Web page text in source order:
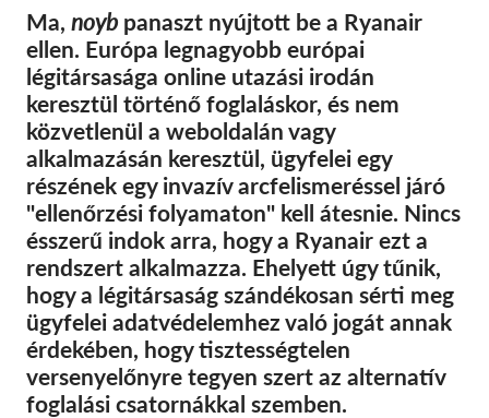
Tax deductability
Tagi Belépés
Rólunk
Csapat
Éves Jelentések
GYK
Munkalehetőségek
Collective Redress
SecureDrop
Média
Ma, noyb panaszt nyújtott be a Ryanair
ellen. Európa legnagyobb európai
légitársasága online utazási irodán
keresztül történő foglaláskor, és nem
közvetlenül a weboldalán vagy
alkalmazásán keresztül, ügyfelei egy
részének egy invazív arcfelismeréssel járó
"ellenőrzési folyamaton" kell átesnie. Nincs
ésszerű indok arra, hogy a Ryanair ezt a
rendszert alkalmazza. Ehelyett úgy tűnik,
hogy a légitársaság szándékosan sérti meg
ügyfelei adatvédelemhez való jogát annak
érdekében, hogy tisztességtelen
versenyelőnyre tegyen szert az alternatív
foglalási csatornákkal szemben.